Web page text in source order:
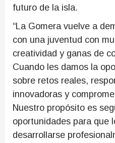
futuro de la isla.
“La Gomera vuelve a
con una juventud con
creatividad y ganas de
Cuando les damos la
sobre retos reales,
innovadoras y
Nuestro propósito es
oportunidades para que
desarrollarse